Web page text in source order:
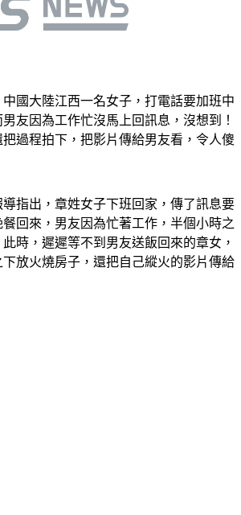
國大陸江西一名女子，打電話要加班中
友因為工作忙沒馬上回訊息，沒想到！
過程拍下，把影片傳給男友看，令人傻
指出，章姓女子下班回家，傳了訊息要
回來，男友因為忙著工作，半個小時之
時，遲遲等不到男友送飯回來的章女，
放火燒房子，還把自己縱火的影片傳給